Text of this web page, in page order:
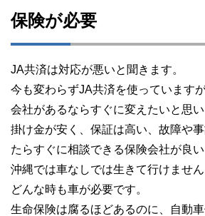
保険が必要
JA共済は対応が悪いと聞きます。
今も変わらずJA共済を使っています
会社があるならすぐに変えたいと思い
掛け金が安く、保証は高い、故障や
たらすぐに相談できる保険会社が良い
沖縄では車なしでは生きて行けません
どんな時も車が必要です。
生命保険は腐るほどあるのに、自動